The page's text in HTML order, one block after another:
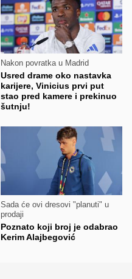
Nakon povratka u Madrid
Usred drame oko nastavka
karijere, Vinicius prvi put
stao pred kamere i prekinuo
šutnju!
Sada će ovi dresovi "planuti" u
prodaji
Poznato koji broj je odabrao
Kerim Alajbegović